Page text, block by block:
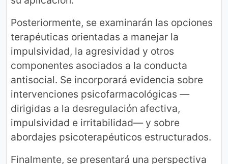
Posteriormente, se examinarán las opciones
terapéuticas orientadas a manejar la
impulsividad, la agresividad y otros
componentes asociados a la conducta
antisocial. Se incorporará evidencia sobre
intervenciones psicofarmacológicas —
dirigidas a la desregulación afectiva,
impulsividad e irritabilidad— y sobre
abordajes psicoterapéuticos estructurados.
Finalmente, se presentará una perspectiva